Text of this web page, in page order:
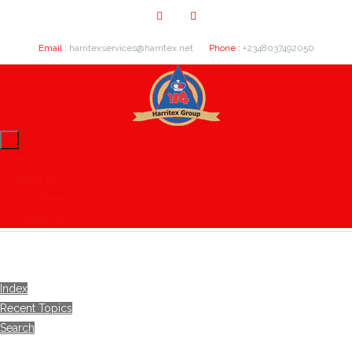
Email : harritexservices@harritex.net Phone : +2348037492050
Index
Recent Topics
Search